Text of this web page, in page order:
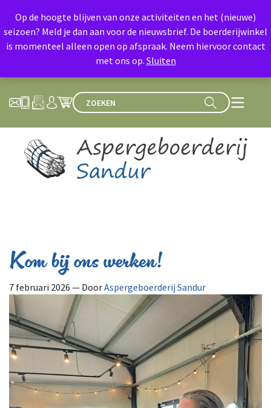
Kom bij ons werken!
7 februari 2026 — DoorAspergeboerderij Sandur
Op de hoogte blijven van onze activiteiten en het (nieuwe)
seizoen? Meld je dan aan voor de nieuwsbrief. De boerderijwinkel
is momenteel alleen open op afspraak. Neem hiervoor contact
met ons op. Sluiten